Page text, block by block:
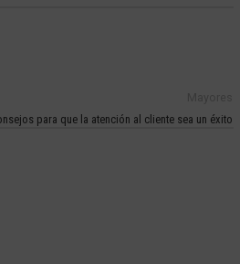
para que la atención al cliente sea un éxito